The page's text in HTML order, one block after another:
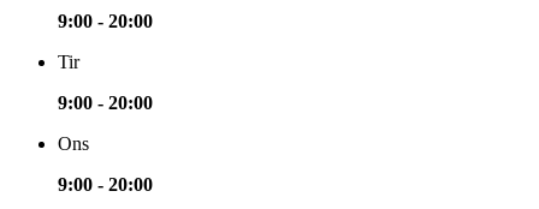
9:00 - 20:00
Tir
9:00 - 20:00
Ons
9:00 - 20:00